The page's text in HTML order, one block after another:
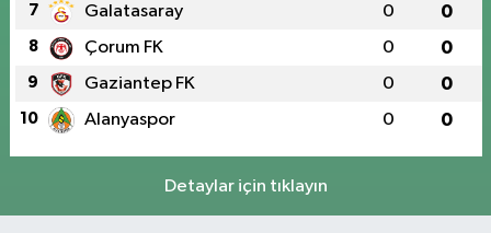
7 Galatasaray 0 0
8 Çorum FK 0 0
9 Gaziantep FK 0 0
10 Alanyaspor 0 0
Detaylar için tıklayın